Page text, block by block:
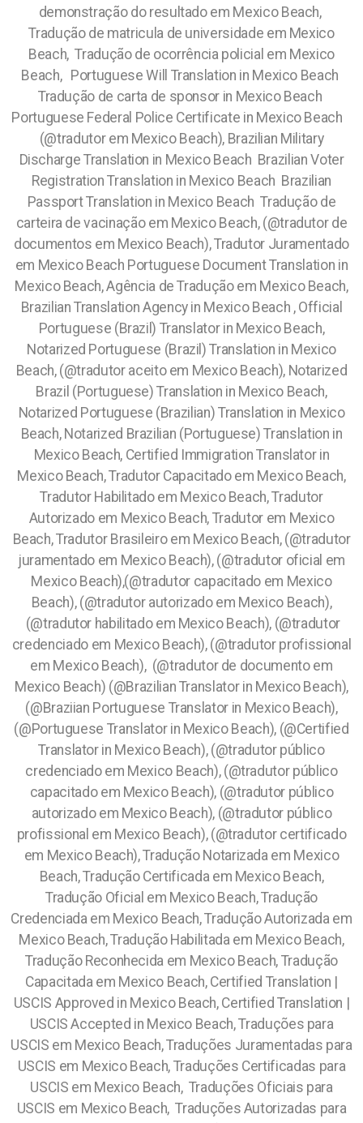
demonstração do resultado em Mexico Beach,
Tradução de matricula de universidade em Mexico
Beach, Tradução de ocorrência policial em Mexico
Beach, Portuguese Will Translation in Mexico Beach
Tradução de carta de sponsor in Mexico Beach
Portuguese Federal Police Certificate in Mexico Beach
(@tradutor em Mexico Beach), Brazilian Military
Discharge Translation in Mexico Beach Brazilian Voter
Registration Translation in Mexico Beach Brazilian
Passport Translation in Mexico Beach Tradução de
carteira de vacinação em Mexico Beach, (@tradutor de
documentos em Mexico Beach), Tradutor Juramentado
em Mexico Beach Portuguese Document Translation in
Mexico Beach, Agência de Tradução em Mexico Beach,
Brazilian Translation Agency in Mexico Beach , Official
Portuguese (Brazil) Translator in Mexico Beach,
Notarized Portuguese (Brazil) Translation in Mexico
Beach, (@tradutor aceito em Mexico Beach), Notarized
Brazil (Portuguese) Translation in Mexico Beach,
Notarized Portuguese (Brazilian) Translation in Mexico
Beach, Notarized Brazilian (Portuguese) Translation in
Mexico Beach, Certified Immigration Translator in
Mexico Beach, Tradutor Capacitado em Mexico Beach,
Tradutor Habilitado em Mexico Beach, Tradutor
Autorizado em Mexico Beach, Tradutor em Mexico
Beach, Tradutor Brasileiro em Mexico Beach, (@tradutor
juramentado em Mexico Beach), (@tradutor oficial em
Mexico Beach),(@tradutor capacitado em Mexico
Beach), (@tradutor autorizado em Mexico Beach),
(@tradutor habilitado em Mexico Beach), (@tradutor
credenciado em Mexico Beach), (@tradutor profissional
em Mexico Beach), (@tradutor de documento em
Mexico Beach) (@Brazilian Translator in Mexico Beach),
(@Braziian Portuguese Translator in Mexico Beach),
(@Portuguese Translator in Mexico Beach), (@Certified
Translator in Mexico Beach), (@tradutor público
credenciado em Mexico Beach), (@tradutor público
capacitado em Mexico Beach), (@tradutor público
autorizado em Mexico Beach), (@tradutor público
profissional em Mexico Beach), (@tradutor certificado
em Mexico Beach), Tradução Notarizada em Mexico
Beach, Tradução Certificada em Mexico Beach,
Tradução Oficial em Mexico Beach, Tradução
Credenciada em Mexico Beach, Tradução Autorizada em
Mexico Beach, Tradução Habilitada em Mexico Beach,
Tradução Reconhecida em Mexico Beach, Tradução
Capacitada em Mexico Beach, Certified Translation |
USCIS Approved in Mexico Beach, Certified Translation |
USCIS Accepted in Mexico Beach, Traduções para
USCIS em Mexico Beach, Traduções Juramentadas para
USCIS em Mexico Beach, Traduções Certificadas para
USCIS em Mexico Beach, Traduções Oficiais para
USCIS em Mexico Beach, Traduções Autorizadas para